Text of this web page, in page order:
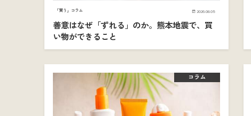
「買う」コラム 2026.08.05
善意はなぜ「ずれる」のか。熊本地震で、買
い物ができること
コラム